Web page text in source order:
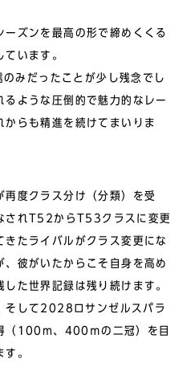
ズンを最高の形で締めくくる
います。
みだったことが少し残念でし
ような圧倒的で魅力的なレー
からも精進を続けてまいりま
度クラス分け（分類）を受
されT52からT53クラスに変更
たライバルがクラス変更にな
、彼がいたからこそ自身を高め
た世界記録は残り続けます。
そして2028ロサンゼルスパラ
（100m、400ｍの二冠）を目
。